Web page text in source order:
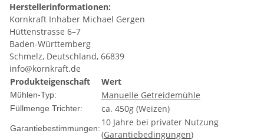
Herstellerinformationen:
Kornkraft Inhaber Michael Gergen
Hüttenstrasse 6–7
Baden-Württemberg
Schmelz, Deutschland, 66839
info@kornkraft.de
Produkteigenschaft
Wert
Mühlen-Typ: Manuelle Getreidemühle
Füllmenge Trichter: ca. 450g (Weizen)
Garantiebestimmungen:
10 Jahre bei privater Nutzung
(Garantiebedingungen)